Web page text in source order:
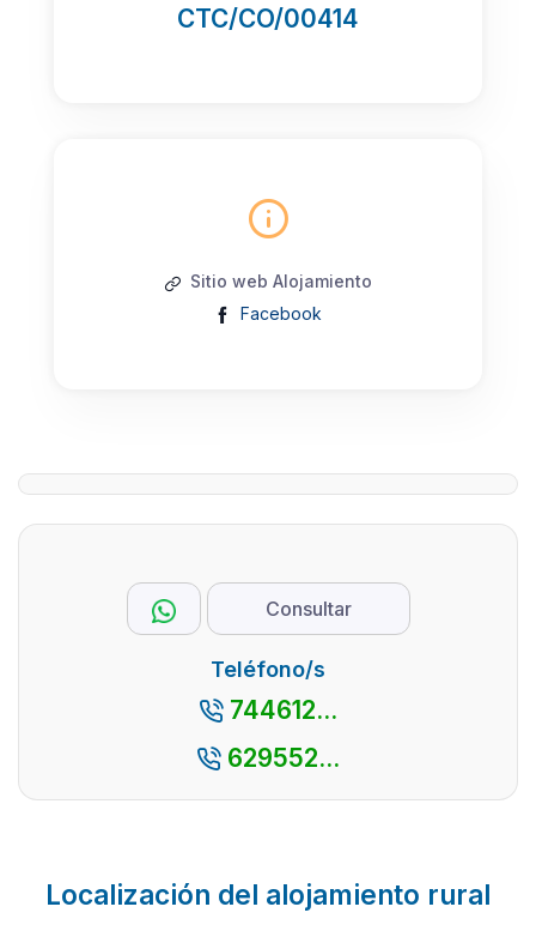
CTC/CO/00414
Sitio web Alojamiento
Facebook
Consultar
Teléfono/s
744612...
629552...
Localización del alojamiento rural